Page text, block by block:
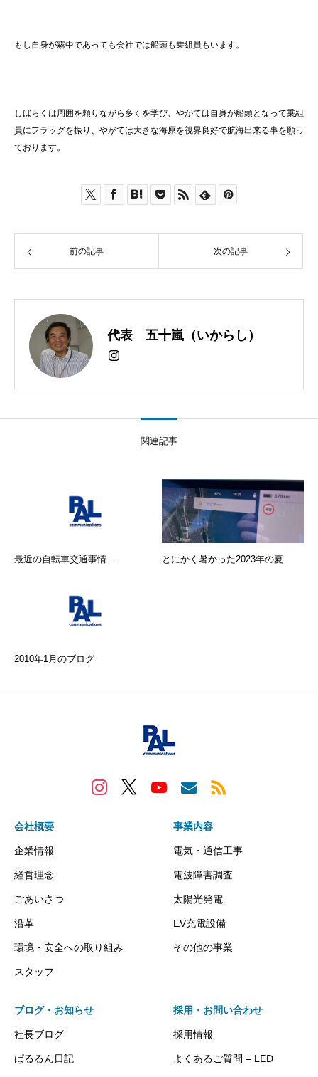
もし自身が霧中であっても会社では船頭も乗組員もいます。
しばらくは周囲を頼りながら多くを学び、やがては自身が船頭となって乗組
員にフラッグを振り、やがては大きな海原を視界良好で航海出来る事を願っ
ております。
前の記事 次の記事
代表 五十嵐（いからし）
関連記事
最近の自転車交通事情… とにかく暑かった2023年の夏
2010年1月のブログ
会社概要
企業情報
経営理念
ごあいさつ
沿革
環境・安全への取り組み
スタッフ
事業内容
電気・通信工事
電波障害調査
太陽光発電
EV充電設備
その他の事業
ブログ・お知らせ
社長ブログ
ぱるるん日記
採用・お問い合わせ
採用情報
よくあるご質問 – LED